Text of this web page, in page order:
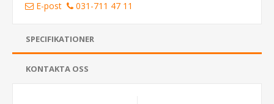
E-post 031-711 47 11
SPECIFIKATIONER
KONTAKTA OSS